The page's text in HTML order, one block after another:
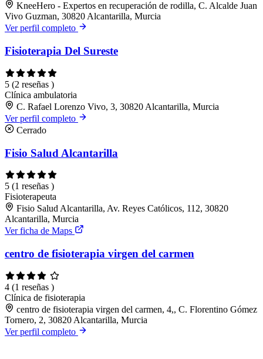
KneeHero - Expertos en recuperación de rodilla, C. Alcalde Juan
Vivo Guzman, 30820 Alcantarilla, Murcia
Ver perfil completo
Fisioterapia Del Sureste
5 (2 reseñas )
Clínica ambulatoria
C. Rafael Lorenzo Vivo, 3, 30820 Alcantarilla, Murcia
Ver perfil completo
Cerrado
Fisio Salud Alcantarilla
5 (1 reseñas )
Fisioterapeuta
Fisio Salud Alcantarilla, Av. Reyes Católicos, 112, 30820
Alcantarilla, Murcia
Ver ficha de Maps
centro de fisioterapia virgen del carmen
4 (1 reseñas )
Clínica de fisioterapia
centro de fisioterapia virgen del carmen, 4,, C. Florentino Gómez
Tornero, 2, 30820 Alcantarilla, Murcia
Ver perfil completo